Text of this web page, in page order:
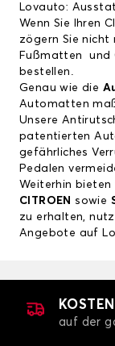
Lovauto:
Wenn Sie Ihren
zögern Sie nicht
Fußmatten
und
bestellen.
Genau wie die
Automatten
Unsere
patentierten
gefährliches
Pedalen
Weiterhin bieten
CITROEN sowie
zu erhalten,
Angebote auf
auf der